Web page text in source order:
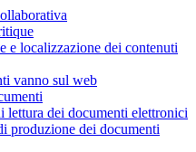
e localizzazione dei contenuti
vanno sul web
lettura dei documenti elettronici
produzione dei documenti